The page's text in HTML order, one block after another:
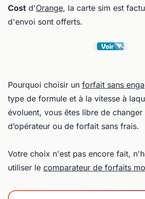
Cost d'Orange, la carte sim est
d'envoi sont offerts.
Pourquoi choisir un forfait sans
type de formule et à la vitesse à
évoluent, vous êtes libre de
d’opérateur ou de forfait sans frais.
Votre choix n'est pas encore fait,
utiliser le comparateur de forfaits